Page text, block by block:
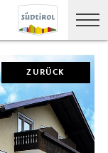
ZURÜCK